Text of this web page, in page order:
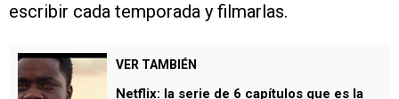
escribir cada temporada y filmarlas.
VER TAMBIÉN
Netflix: la serie de 6 capítulos que es la